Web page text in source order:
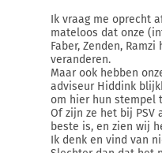
Ik vraag me oprecht
mateloos dat onze
Faber, Zenden,
veranderen.
Maar ook hebben
adviseur Hiddink
om hier hun stempel
Of zijn ze het bij
beste is, en zien wij
Ik denk en vind van